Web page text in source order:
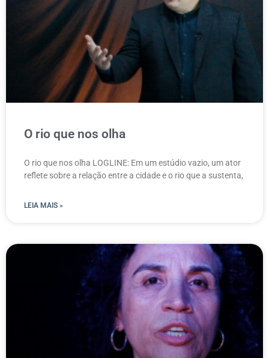
O rio que nos olha
O rio que nos olha LOGLINE: Em um estúdio vazio, um ator
reflete sobre a relação entre a cidade e o rio que a sustenta,
LEIA MAIS »